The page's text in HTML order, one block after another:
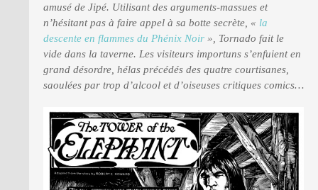
amusé de Jipé. Utilisant des arguments-massues et
n’hésitant pas à faire appel à sa botte secrète, « la
descente en flammes du Phénix Noir », Tornado fait le
vide dans la taverne. Les visiteurs importuns s’enfuient en
grand désordre, hélas précédés des quatre courtisanes,
saoulées par trop d’alcool et d’oiseuses critiques comics…